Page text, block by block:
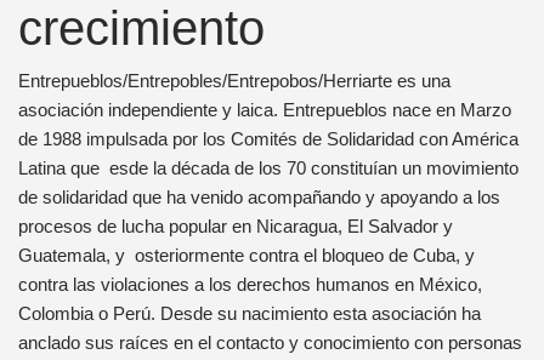
crecimiento
Entrepueblos/Entrepobles/Entrepobos/Herriarte es una
asociación independiente y laica. Entrepueblos nace en Marzo
de 1988 impulsada por los Comités de Solidaridad con América
Latina que esde la década de los 70 constituían un movimiento
de solidaridad que ha venido acompañando y apoyando a los
procesos de lucha popular en Nicaragua, El Salvador y
Guatemala, y osteriormente contra el bloqueo de Cuba, y
contra las violaciones a los derechos humanos en México,
Colombia o Perú. Desde su nacimiento esta asociación ha
anclado sus raíces en el contacto y conocimiento con personas